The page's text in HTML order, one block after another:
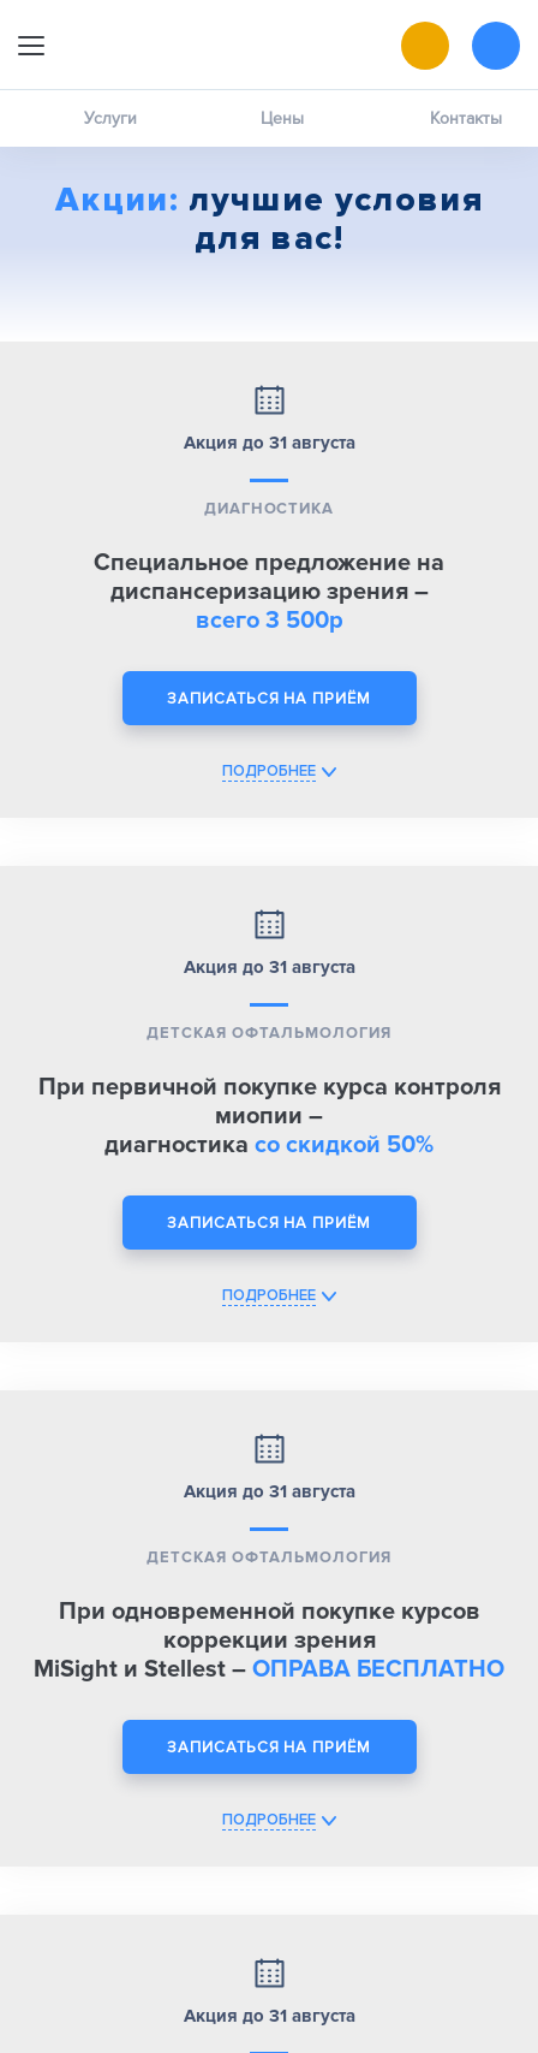
Услуги Цены Контакты
Акции: лучшие условия
для вас!
Акция до 31 августа
ДИАГНОСТИКА
Специальное предложение на
диспансеризацию зрения –
всего 3 500р
ЗАПИСАТЬСЯ НА ПРИЁМ
ПОДРОБНЕЕ
Акция до 31 августа
ДЕТСКАЯ ОФТАЛЬМОЛОГИЯ
При первичной покупке курса контроля
миопии –
диагностика со скидкой 50%
ЗАПИСАТЬСЯ НА ПРИЁМ
ПОДРОБНЕЕ
Акция до 31 августа
ДЕТСКАЯ ОФТАЛЬМОЛОГИЯ
При одновременной покупке курсов
коррекции зрения
MiSight и Stellest – ОПРАВА БЕСПЛАТНО
ЗАПИСАТЬСЯ НА ПРИЁМ
ПОДРОБНЕЕ
Акция до 31 августа